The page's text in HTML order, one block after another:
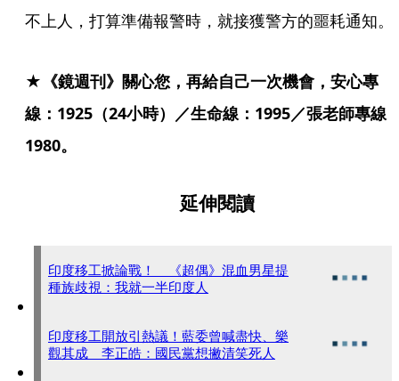
不上人，打算準備報警時，就接獲警方的噩耗通知。
★《鏡週刊》關心您，再給自己一次機會，安心專
線：1925（24小時）／生命線：1995／張老師專線
1980。
延伸閱讀
印度移工掀論戰！ 《超偶》混血男星提
種族歧視：我就一半印度人
印度移工開放引熱議！藍委曾喊盡快、樂
觀其成 李正皓：國民黨想撇清笑死人